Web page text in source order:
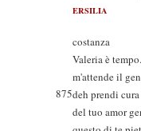
ERSILIA
costanza
Valeria è
m'attende il
875deh prendi
del tuo amor